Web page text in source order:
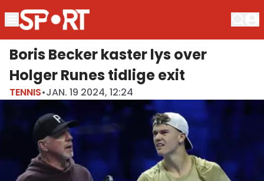
Boris Becker kaster lys over
Holger Runes tidlige exit
TENNIS•JAN. 19 2024, 12:24